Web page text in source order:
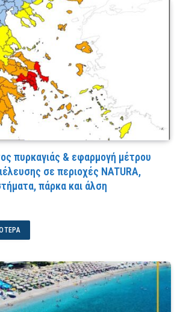
πυρκαγιάς & εφαρμογή μέτρου
σε περιοχές NATURA,
πάρκα και άλση